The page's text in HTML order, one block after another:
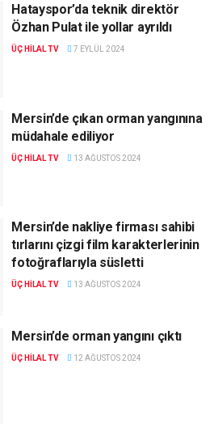
Hatayspor’da teknik direktör
Özhan Pulat ile yollar ayrıldı
ÜÇ HILAL TV 7 EYLÜL 2024
Mersin’de çıkan orman yangınına
müdahale ediliyor
ÜÇ HILAL TV 13 AĞUSTOS 2024
Mersin’de nakliye firması sahibi
tırlarını çizgi film karakterlerinin
fotoğraflarıyla süsletti
ÜÇ HILAL TV 13 AĞUSTOS 2024
Mersin’de orman yangını çıktı
ÜÇ HILAL TV 12 AĞUSTOS 2024